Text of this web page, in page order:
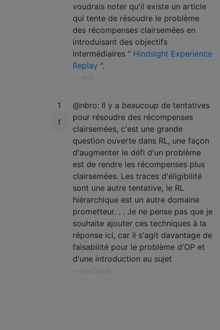
voudrais noter qu'il existe un article
qui tente de résoudre le problème
des récompenses clairsemées en
introduisant des objectifs
intermédiaires " Hindsight Experience
Replay ".
nbro
1 @nbro: Il y a beaucoup de tentatives
pour résoudre des récompenses
clairsemées, c'est une grande
question ouverte dans RL, une façon
d'augmenter le défi d'un problème
est de rendre les récompenses plus
clairsemées. Les traces d'éligibilité
sont une autre tentative, le RL
hiérarchique est un autre domaine
prometteur. . . Je ne pense pas que je
souhaite ajouter ces techniques à la
réponse ici, car il s'agit davantage de
faisabilité pour le problème d'OP et
d'une introduction au sujet
Neil Slater